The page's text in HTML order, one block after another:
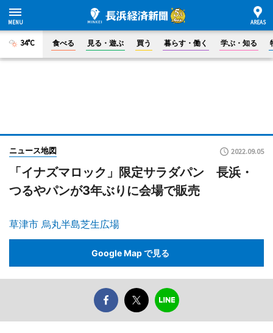
34°C 食べる 見る・遊ぶ 買う 暮らす・働く 学ぶ・知る
ニュース地図 2022.09.05
「イナズマロック」限定サラダパン 長浜・
つるやパンが3年ぶりに会場で販売
草津市 烏丸半島芝生広場
Google Map で見る